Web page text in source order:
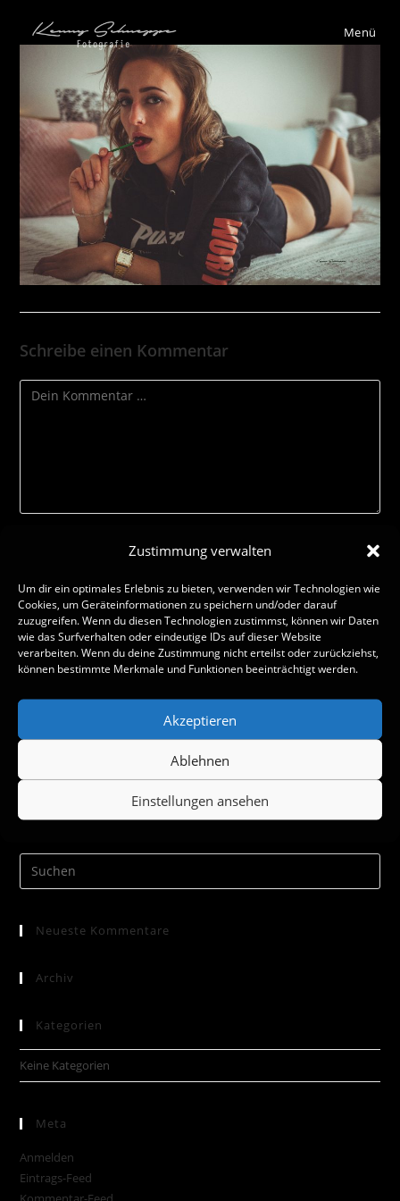
Zustimmung verwalten
Um dir ein optimales Erlebnis zu bieten, verwenden wir Technologien wie
Cookies, um Geräteinformationen zu speichern und/oder darauf
zuzugreifen. Wenn du diesen Technologien zustimmst, können wir Daten
wie das Surfverhalten oder eindeutige IDs auf dieser Website
verarbeiten. Wenn du deine Zustimmung nicht erteilst oder zurückziehst,
können bestimmte Merkmale und Funktionen beeinträchtigt werden.
Akzeptieren
Ablehnen
Einstellungen ansehen
Menü
Schreibe einen Kommentar
Name, E-Mail-Adresse und Website in diesem Browser für
Neueste Kommentare
Archiv
Kategorien
Keine Kategorien
Meta
Anmelden
Eintrags-Feed